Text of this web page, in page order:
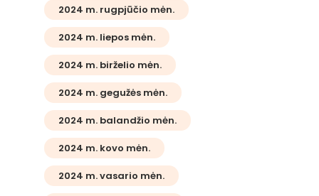
2024 m. rugpjūčio mėn.
2024 m. liepos mėn.
2024 m. birželio mėn.
2024 m. gegužės mėn.
2024 m. balandžio mėn.
2024 m. kovo mėn.
2024 m. vasario mėn.